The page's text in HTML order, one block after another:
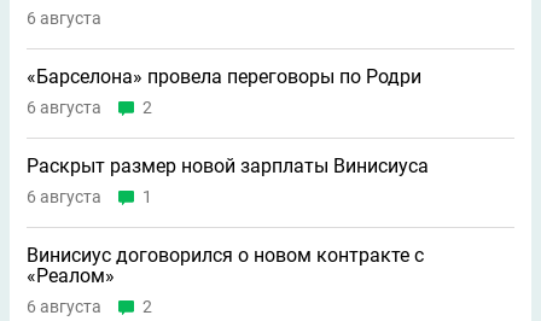
6 августа
«Барселона» провела переговоры по Родри
6 августа 2
Раскрыт размер новой зарплаты Винисиуса
6 августа 1
Винисиус договорился о новом контракте с
«Реалом»
6 августа 2